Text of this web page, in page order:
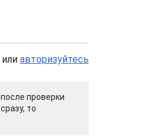
или авторизуйтесь
проверки
то